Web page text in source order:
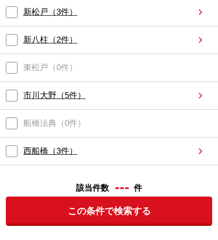
新松戸 （3件）
新八柱 （2件）
東松戸 （0件）
市川大野 （5件）
船橋法典（0件）
西船橋 （3件）
該当件数 --- 件
この条件で検索する